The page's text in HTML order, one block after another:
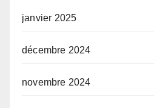
janvier 2025
décembre 2024
novembre 2024